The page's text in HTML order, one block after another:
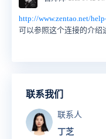
http://www.zentao.net/
可以参照这个连接的介绍
联系我们
联系人
丁芝